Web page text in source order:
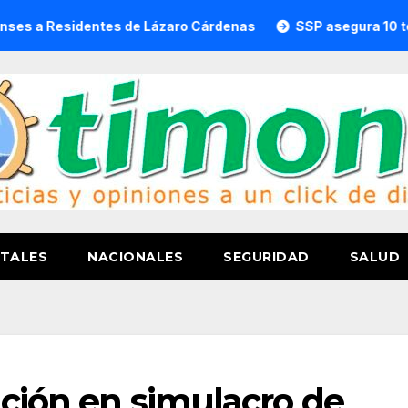
de Lázaro Cárdenas SSP asegura 10 toneladas
NACIONALES SEGURIDAD SALUD